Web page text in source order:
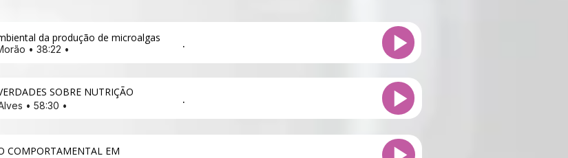
.
da produção de microalgas
• 38:22 •
.
SOBRE NUTRIÇÃO
• 58:30 •
COMPORTAMENTAL EM